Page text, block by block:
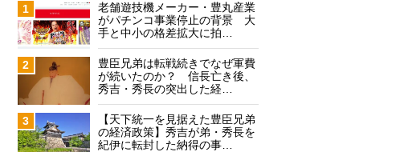
1
老舗遊技機メーカー・豊丸産業
がパチンコ事業停止の背景 大
手と中小の格差拡大に拍…
2
豊臣兄弟は転戦続きでなぜ軍費
が続いたのか？ 信長亡き後、
秀吉・秀長の突出した経…
3
【天下統一を見据えた豊臣兄弟
の経済政策】秀吉が弟・秀長を
紀伊に転封した納得の事…